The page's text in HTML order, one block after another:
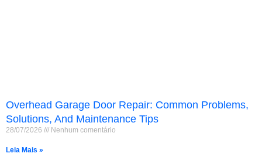
Overhead Garage Door Repair: Common Problems,
Solutions, And Maintenance Tips
28/07/2026 Nenhum comentário
Leia Mais »